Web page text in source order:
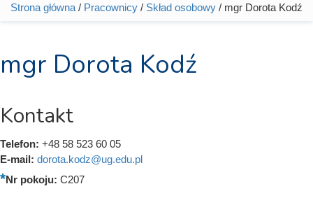
Jesteś tutaj
Strona główna / Pracownicy / Skład osobowy / mgr Dorota Kodź
mgr Dorota Kodź
Kontakt
Telefon: +48 58 523 60 05
E-mail: dorota.kodz@ug.edu.pl
Nr pokoju: C207